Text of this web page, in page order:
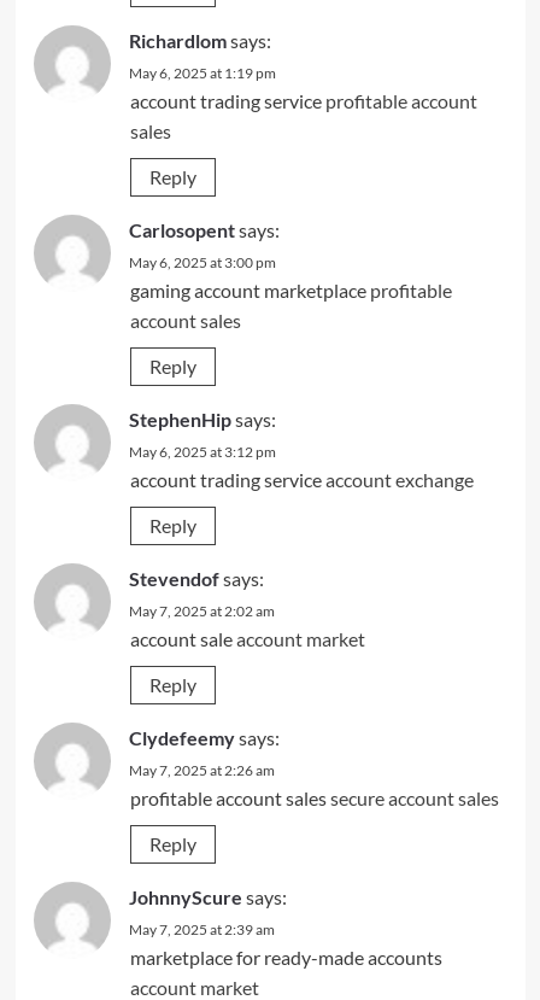
Richardlomsays:
May 6, 2025 at 1:19 pm
account trading service profitable account
sales
Reply
Carlosopentsays:
May 6, 2025 at 3:00 pm
gaming account marketplace profitable
account sales
Reply
StephenHipsays:
May 6, 2025 at 3:12 pm
account trading serviceaccount exchange
Reply
Stevendofsays:
May 7, 2025 at 2:02 am
account saleaccount market
Reply
Clydefeemysays:
May 7, 2025 at 2:26 am
profitable account salessecure account sales
Reply
JohnnyScure says:
May 7, 2025 at 2:39 am
marketplace for ready-made accounts
account market